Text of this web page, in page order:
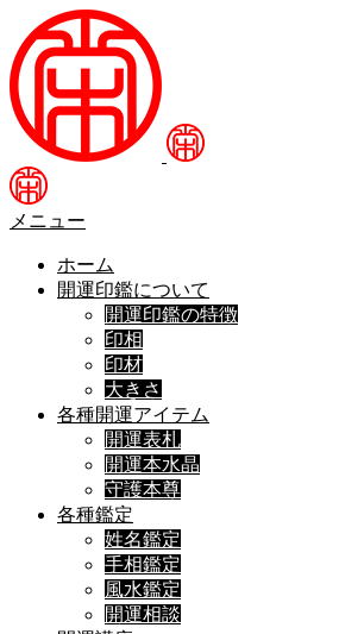
メニュー
ホーム
開運印鑑について
開運印鑑の特徴
印相
印材
大きさ
各種開運アイテム
開運表札
開運本水晶
守護本尊
各種鑑定
姓名鑑定
手相鑑定
風水鑑定
開運相談